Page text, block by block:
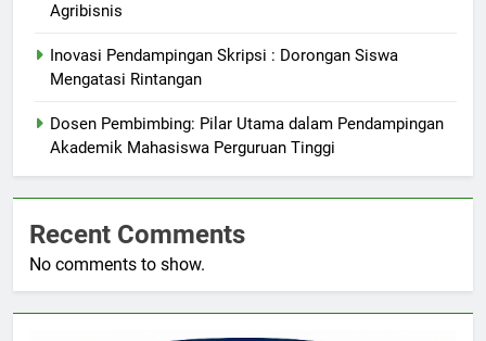
Agribisnis
Inovasi Pendampingan Skripsi : Dorongan Siswa
Mengatasi Rintangan
Dosen Pembimbing: Pilar Utama dalam Pendampingan
Akademik Mahasiswa Perguruan Tinggi
Recent Comments
No comments to show.